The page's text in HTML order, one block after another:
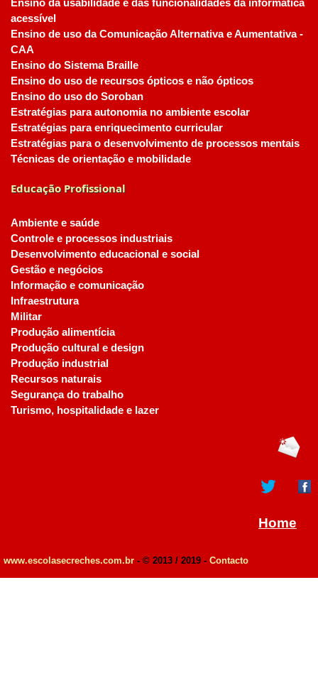
Ensino da usabilidade e das funcionalidades da informática
acessível
Ensino de uso da Comunicação Alternativa e Aumentativa -
CAA
Ensino do Sistema Braille
Ensino do uso de recursos ópticos e não ópticos
Ensino do uso do Soroban
Estratégias para autonomia no ambiente escolar
Estratégias para enriquecimento curricular
Estratégias para o desenvolvimento de processos mentais
Técnicas de orientação e mobilidade
Educação Profissional
Ambiente e saúde
Controle e processos industriais
Desenvolvimento educacional e social
Gestão e negócios
Informação e comunicação
Infraestrutura
Militar
Produção alimentícia
Produção cultural e design
Produção industrial
Recursos naturais
Segurança do trabalho
Turismo, hospitalidade e lazer
Home
www.escolasecreches.com.br - © 2013 / 2019 - Contacto